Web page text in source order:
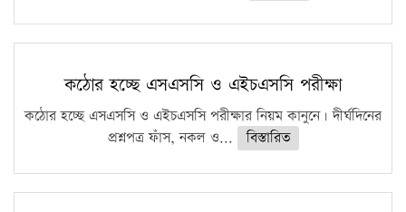
কঠোর হচ্ছে এসএসসি ও এইচএসসি পরীক্ষা
কঠোর হচ্ছে এসএসসি ও এইচএসসি পরীক্ষার নিয়ম কানুনে। দীর্ঘদিনের
প্রশ্নপত্র ফাঁস, নকল ও...
বিস্তারিত